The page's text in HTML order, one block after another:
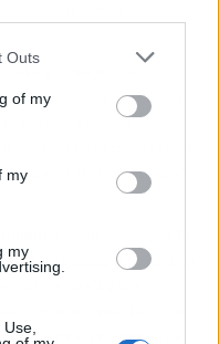
Outs
of my
my
my
sigue mejorando sus
de reducir enormemente
estudios
respuestas erróneas que
que invertir más tiempo
en este sentido, aún
problemas lógicos
en el terreno de